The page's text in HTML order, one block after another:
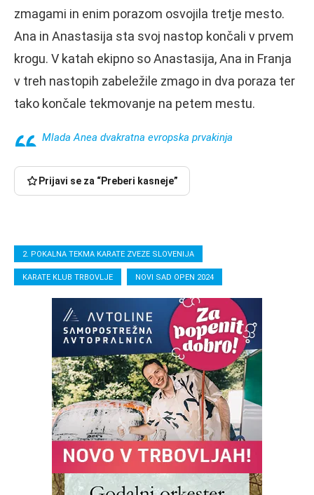
zmagami in enim porazom osvojila tretje mesto.
Ana in Anastasija sta svoj nastop končali v prvem
krogu. V katah ekipno so Anastasija, Ana in Franja
v treh nastopih zabeležile zmago in dva poraza ter
tako končale tekmovanje na petem mestu.
Mlada Anea dvakratna evropska prvakinja
Prijavi se za “Preberi kasneje”
2. POKALNA TEKMA KARATE ZVEZE SLOVENIJA
KARATE KLUB TRBOVLJE NOVI SAD OPEN 2024